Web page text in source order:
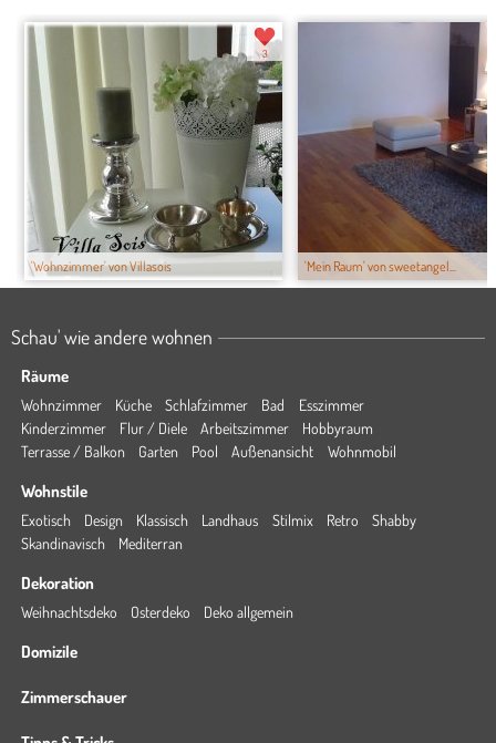
'Wohnzimmer' von Villasois
3
'Mein Raum' von sweetangel...
Schau' wie andere wohnen
Räume
Wohnzimmer Küche Schlafzimmer Bad
Esszimmer
Kinderzimmer
Flur / Diele Arbeitszimmer
Hobbyraum
Terrasse / Balkon
Garten Pool Außenansicht Wohnmobil
Wohnstile
Exotisch Design Klassisch Landhaus Stilmix Retro
Shabby
Skandinavisch
Mediterran
Dekoration
Weihnachtsdeko Osterdeko Deko allgemein
Domizile
Zimmerschauer